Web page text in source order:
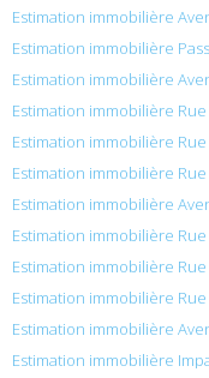
Estimation immobilière
Estimation immobilière
Estimation immobilière
Estimation immobilière
Estimation immobilière
Estimation immobilière
Estimation immobilière
Estimation immobilière
Estimation immobilière
Estimation immobilière
Estimation immobilière
Estimation immobilière